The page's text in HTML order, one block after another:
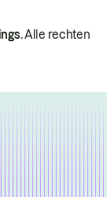
Alle rechten